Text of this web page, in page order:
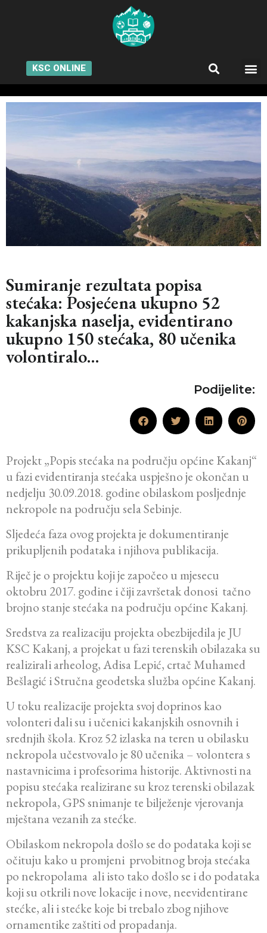
KSC ONLINE
Sumiranje rezultata popisa
stećaka: Posjećena ukupno 52
kakanjska naselja, evidentirano
ukupno 150 stećaka, 80 učenika
volontiralo…
Podijelite:
Projekt „Popis stećaka na području općine Kakanj“
u fazi evidentiranja stećaka uspješno je okončan u
nedjelju 30.09.2018. godine obilaskom posljednje
nekropole na području sela Sebinje.
Sljedeća faza ovog projekta je dokumentiranje
prikupljenih podataka i njihova publikacija.
Riječ je o projektu koji je započeo u mjesecu
oktobru 2017. godine i čiji završetak donosi tačno
brojno stanje stećaka na području općine Kakanj.
Sredstva za realizaciju projekta obezbijedila je JU
KSC Kakanj, a projekat u fazi terenskih obilazaka su
realizirali arheolog, Adisa Lepić, crtač Muhamed
Bešlagić i Stručna geodetska služba općine Kakanj.
U toku realizacije projekta svoj doprinos kao
volonteri dali su i učenici kakanjskih osnovnih i
srednjih škola. Kroz 52 izlaska na teren u obilasku
nekropola učestvovalo je 80 učenika – volontera s
nastavnicima i profesorima historije. Aktivnosti na
popisu stećaka realizirane su kroz terenski obilazak
nekropola, GPS snimanje te bilježenje vjerovanja
mještana vezanih za stećke.
Obilaskom nekropola došlo se do podataka koji se
očituju kako u promjeni prvobitnog broja stećaka
po nekropolama ali isto tako došlo se i do podataka
koji su otkrili nove lokacije i nove, neevidentirane
stećke, ali i stećke koje bi trebalo zbog njihove
ornamentike zaštiti od propadanja.